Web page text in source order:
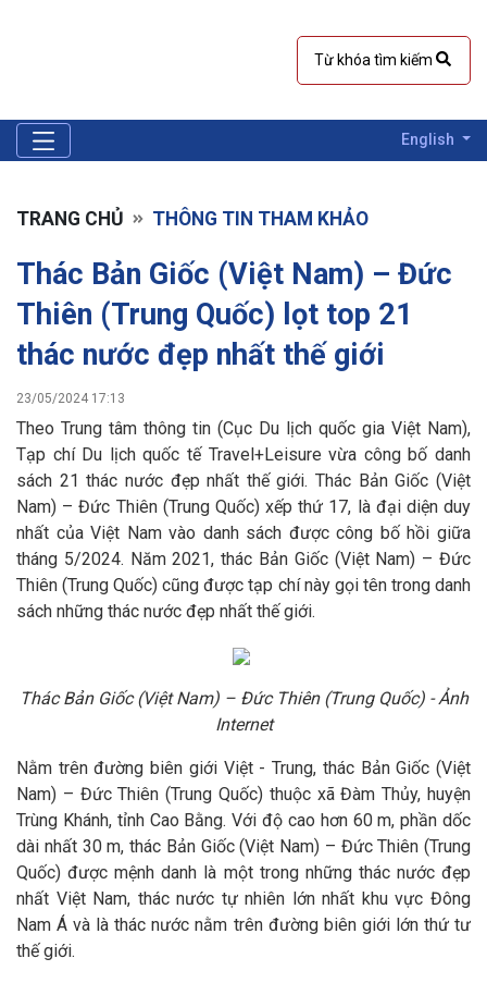
English
TRANG CHỦ THÔNG TIN THAM KHẢO
Thác Bản Giốc (Việt Nam) – Đức
Thiên (Trung Quốc) lọt top 21
thác nước đẹp nhất thế giới
23/05/2024 17:13
Theo Trung tâm thông tin (Cục Du lịch quốc gia Việt Nam),
Tạp chí Du lịch quốc tế Travel+Leisure vừa công bố danh
sách 21 thác nước đẹp nhất thế giới. Thác Bản Giốc (Việt
Nam) – Đức Thiên (Trung Quốc) xếp thứ 17, là đại diện duy
nhất của Việt Nam vào danh sách được công bố hồi giữa
tháng 5/2024. Năm 2021, thác Bản Giốc (Việt Nam) – Đức
Thiên (Trung Quốc) cũng được tạp chí này gọi tên trong danh
sách những thác nước đẹp nhất thế giới.
Thác Bản Giốc (Việt Nam) – Đức Thiên (Trung Quốc) - Ảnh
Internet
Nằm trên đường biên giới Việt - Trung, thác Bản Giốc (Việt
Nam) – Đức Thiên (Trung Quốc) thuộc xã Đàm Thủy, huyện
Trùng Khánh, tỉnh Cao Bằng. Với độ cao hơn 60 m, phần dốc
dài nhất 30 m, thác Bản Giốc (Việt Nam) – Đức Thiên (Trung
Quốc) được mệnh danh là một trong những thác nước đẹp
nhất Việt Nam, thác nước tự nhiên lớn nhất khu vực Đông
Nam Á và là thác nước nằm trên đường biên giới lớn thứ tư
thế giới.